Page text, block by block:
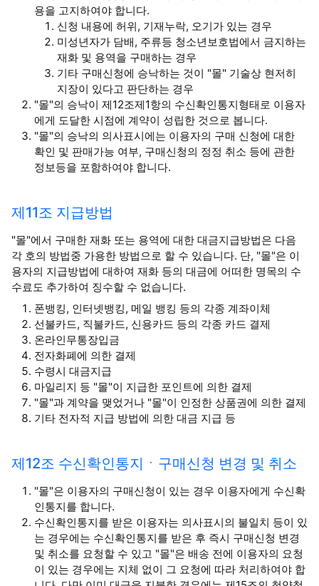
용을 고지하여야 합니다.
신청 내용에 허위, 기재누락, 오기가 있는 경우
미성년자가 담배, 주류등 청소년보호법에서 금지하는
재화 및 용역을 구매하는 경우
기타 구매신청에 승낙하는 것이 "몰" 기술상 현저히
지장이 있다고 판단하는 경우
"몰"의 승낙이 제12조제1항의 수신확인통지형태로 이용자
에게 도달한 시점에 계약이 성립한 것으로 봅니다.
"몰"의 승낙의 의사표시에는 이용자의 구매 신청에 대한
확인 및 판매가능 여부, 구매신청의 정정 취소 등에 관한
정보등을 포함하여야 합니다.
제11조 지급방법
"몰"에서 구매한 재화 또는 용역에 대한 대금지급방법은 다음
각 호의 방법중 가용한 방법으로 할 수 있습니다. 단, "몰"은 이
용자의 지급방법에 대하여 재화 등의 대금에 어떠한 명목의 수
수료도 추가하여 징수할 수 없습니다.
폰뱅킹, 인터넷뱅킹, 메일 뱅킹 등의 각종 계좌이체
선불카드, 직불카드, 신용카드 등의 각종 카드 결제
온라인무통장입금
전자화폐에 의한 결제
수령시 대금지급
마일리지 등 "몰"이 지급한 포인트에 의한 결제
"몰"과 계약을 맺었거나 "몰"이 인정한 상품권에 의한 결제
기타 전자적 지급 방법에 의한 대금 지급 등
제12조 수신확인통지ㆍ구매신청 변경 및 취소
"몰"은 이용자의 구매신청이 있는 경우 이용자에게 수신확
인통지를 합니다.
수신확인통지를 받은 이용자는 의사표시의 불일치 등이 있
는 경우에는 수신확인통지를 받은 후 즉시 구매신청 변경
및 취소를 요청할 수 있고 "몰"은 배송 전에 이용자의 요청
이 있는 경우에는 지체 없이 그 요청에 따라 처리하여야 합